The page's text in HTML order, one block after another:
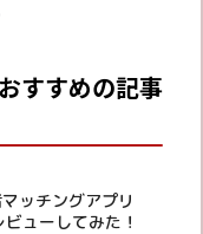
すすめの記事
ッチングアプリ
ューしてみた！